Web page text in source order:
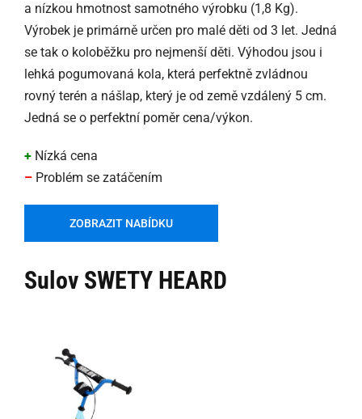
a nízkou hmotnost samotného výrobku (1,8 Kg).
Výrobek je primárně určen pro malé děti od 3 let. Jedná
se tak o koloběžku pro nejmenší děti. Výhodou jsou i
lehká pogumovaná kola, která perfektně zvládnou
rovný terén a nášlap, který je od země vzdálený 5 cm.
Jedná se o perfektní poměr cena/výkon.
+ Nízká cena
– Problém se zatáčením
ZOBRAZIT NABÍDKU
Sulov SWETY HEARD